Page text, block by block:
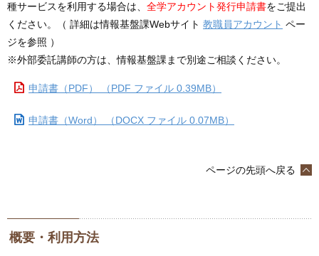
種サービスを利用する場合は、 全学アカウント発行申請書をご提出
ください。（ 詳細は情報基盤課Webサイト 教職員アカウント ペー
ジを参照 ）
※外部委託講師の方は、情報基盤課まで別途ご相談ください。
申請書（PDF） （PDF ファイル 0.39MB）
申請書（Word） （DOCX ファイル 0.07MB）
ページの先頭へ戻る
概要・利用方法